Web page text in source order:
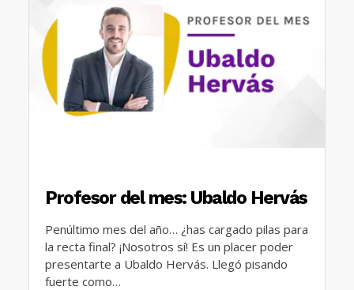
Profesor del mes: Ubaldo Hervás
Penúltimo mes del año… ¿has cargado pilas para
la recta final? ¡Nosotros sí! Es un placer poder
presentarte a Ubaldo Hervás. Llegó pisando
fuerte como…